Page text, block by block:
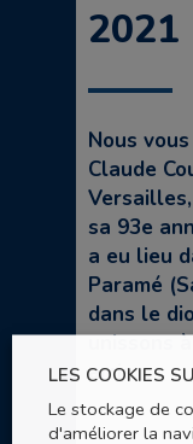
2021
Nous
Claude
sa 93e
a eu lieu
Paramé
dans le
unissons
amis.
LES COOKIES
Le stockage de
d'améliorer la